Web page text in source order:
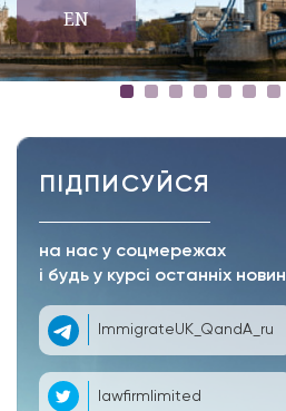
EN
ПІДПИСУЙСЯ
на нас у соцмережах
і будь у курсі останніх новин
ImmigrateUK_QandA_ru
lawfirmlimited